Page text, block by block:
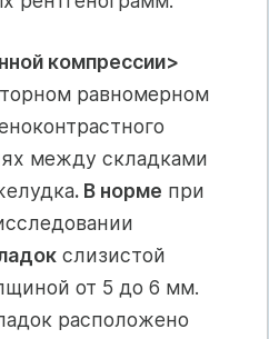
компрессии>
равномерном
между складками
. В норме при
слизистой
от 5 до 6 мм.
расположено